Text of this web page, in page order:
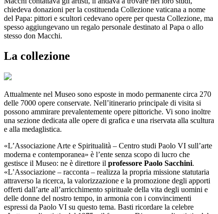
chiedeva donazioni per la costituenda Collezione vaticana a nome
del Papa: pittori e scultori cedevano opere per questa Collezione, ma
spesso aggiungevano un regalo personale destinato al Papa o allo
stesso don Macchi.
La collezione
Attualmente nel Museo sono esposte in modo permanente circa 270
delle 7000 opere conservate. Nell’itinerario principale di visita si
possono ammirare prevalentemente opere pittoriche. Vi sono inoltre
una sezione dedicata alle opere di grafica e una riservata alla scultura
e alla medaglistica.
«L’Associazione Arte e Spiritualità – Centro studi Paolo VI sull’arte
moderna e contemporanea» è l’ente senza scopo di lucro che
gestisce il Museo: ne è direttore il professore Paolo Sacchini.
«L’Associazione – racconta – realizza la propria missione statutaria
attraverso la ricerca, la valorizzazione e la promozione degli apporti
offerti dall’arte all’arricchimento spirituale della vita degli uomini e
delle donne del nostro tempo, in armonia con i convincimenti
espressi da Paolo VI su questo tema. Basti ricordare la celebre